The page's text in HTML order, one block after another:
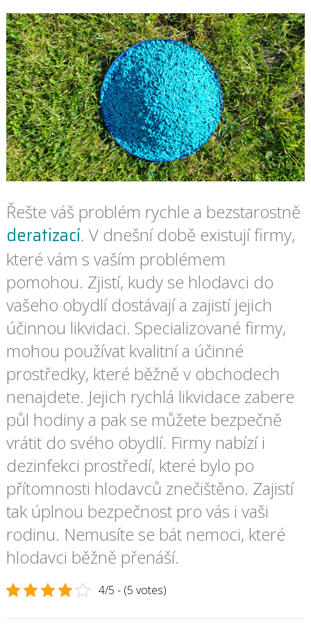
Řešte váš problém rychle a bezstarostně
deratizací. V dnešní době existují firmy,
které vám s vaším problémem
pomohou. Zjistí, kudy se hlodavci do
vašeho obydlí dostávají a zajistí jejich
účinnou likvidaci. Specializované firmy,
mohou používat kvalitní a účinné
prostředky, které běžně v obchodech
nenajdete. Jejich rychlá likvidace zabere
půl hodiny a pak se můžete bezpečně
vrátit do svého obydlí. Firmy nabízí i
dezinfekci prostředí, které bylo po
přítomnosti hlodavců znečištěno. Zajistí
tak úplnou bezpečnost pro vás i vaši
rodinu. Nemusíte se bát nemoci, které
hlodavci běžně přenáší.
4/5 - (5 votes)